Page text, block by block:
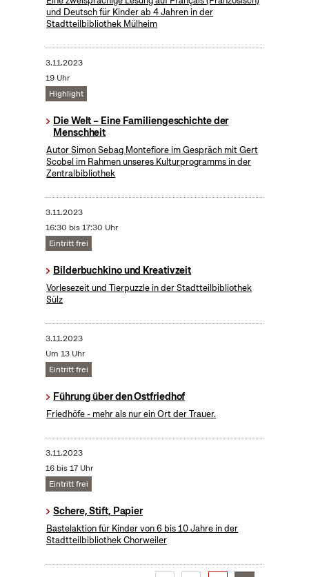
und Deutsch für Kinder ab 4 Jahren in der
Stadtteilbibliothek Mülheim
3.11.2023
19 Uhr
Highlight
Die Welt – Eine Familiengeschichte der
Menschheit
Autor Simon Sebag Montefiore im Gespräch mit Gert
Scobel im Rahmen unseres Kulturprogramms in der
Zentralbibliothek
3.11.2023
16:30 bis 17:30 Uhr
Eintritt frei
Bilderbuchkino und Kreativzeit
Vorlesezeit und Tierpuzzle in der Stadtteilbibliothek
Sülz
3.11.2023
Um 13 Uhr
Eintritt frei
Führung über den Ostfriedhof
Friedhöfe - mehr als nur ein Ort der Trauer.
3.11.2023
16 bis 17 Uhr
Eintritt frei
Schere, Stift, Papier
Bastelaktion für Kinder von 6 bis 10 Jahre in der
Stadtteilbibliothek Chorweiler